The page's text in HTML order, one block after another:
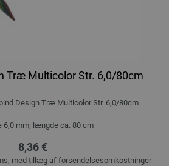
Træ Multicolor Str. 6,0/80cm
Design Træ Multicolor Str. 6,0/80cm
6,0 mm; længde ca. 80 cm
8,36 €
med tillæg af forsendelsesomkostninger